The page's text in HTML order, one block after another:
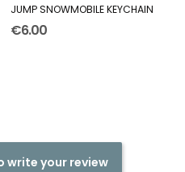
JUMP SNOWMOBILE KEYCHAIN
€6.00
write your review